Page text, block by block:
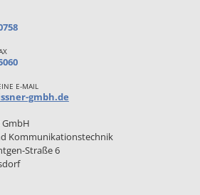
E-MAIL
gmbh.de
GmbH
Kommunikationstechnik
Straße 6